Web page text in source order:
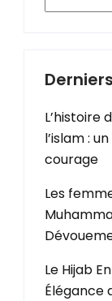
L’histoire
l’islam :
courage
Les
Le Hijab
Élégance